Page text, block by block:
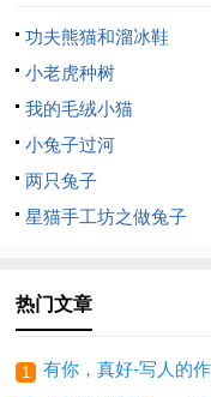
功夫熊猫和溜冰鞋
小老虎种树
我的毛绒小猫
小兔子过河
两只兔子
星猫手工坊之做兔子
热门文章
1